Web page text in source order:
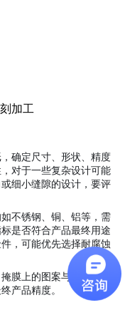
确定尺寸、形状、精度
对于一些复杂设计可能
细小缝隙的设计，要评
不锈钢、铜、铝等，需
是否符合产品最终用途
，可能优先选择耐腐蚀
膜上的图案与需要蚀刻
产品精度。